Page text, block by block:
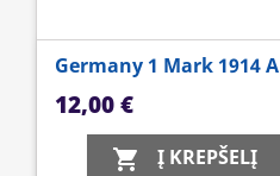
Germany 1 Mark 1914 A
Kaina
12,00 €
 Į KREPŠELĮ